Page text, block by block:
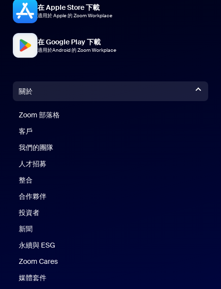
在 Apple Store 下載
適用於 Apple 的 Zoom Workplace
在 Google Play 下載
適用於Android 的 Zoom Workplace
關於
Zoom 部落格
客戶
我們的團隊
人才招募
整合
合作夥伴
投資者
新聞
永續與 ESG
Zoom Cares
媒體套件